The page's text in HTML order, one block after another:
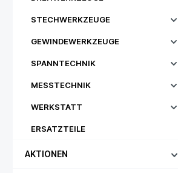
STECHWERKZEUGE
GEWINDEWERKZEUGE
SPANNTECHNIK
MESSTECHNIK
WERKSTATT
ERSATZTEILE
AKTIONEN